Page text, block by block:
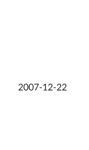
2007-12-22